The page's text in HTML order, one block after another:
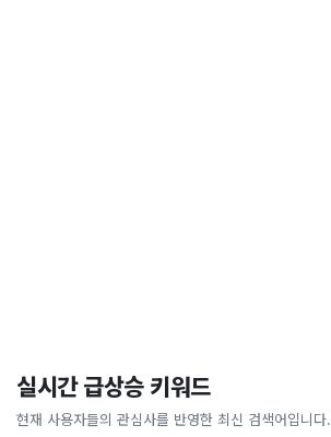
실시간 급상승 키워드
현재 사용자들의 관심사를 반영한 최신 검색어입니다.